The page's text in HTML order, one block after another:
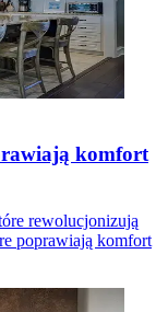
komfort
rewolucjonizują
poprawiają komfort